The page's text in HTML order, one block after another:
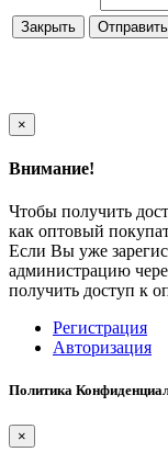
Закрыть
×
Внимание!
Чтобы получить
как оптовый
Если Вы уже
администрацию
получить доступ к
Регистрация
Авторизация
Политика
×